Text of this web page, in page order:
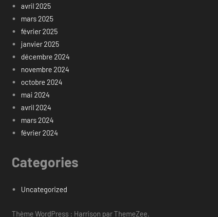
avril 2025
mars 2025
février 2025
janvier 2025
décembre 2024
novembre 2024
octobre 2024
mai 2024
avril 2024
mars 2024
février 2024
Categories
Uncategorized
Thème WordPress : Harrison par ThemeZee.